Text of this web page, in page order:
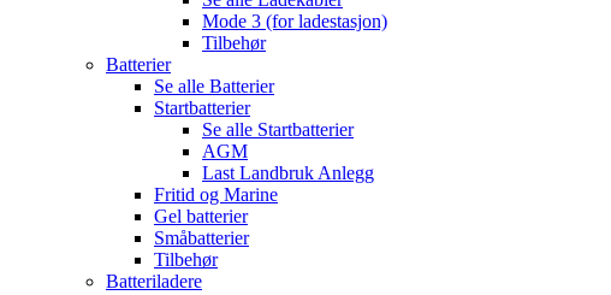
Mode 3 (for ladestasjon)
Tilbehør
Batterier
Se alle Batterier
Startbatterier
Se alle Startbatterier
AGM
Last Landbruk Anlegg
Fritid og Marine
Gel batterier
Småbatterier
Tilbehør
Batteriladere